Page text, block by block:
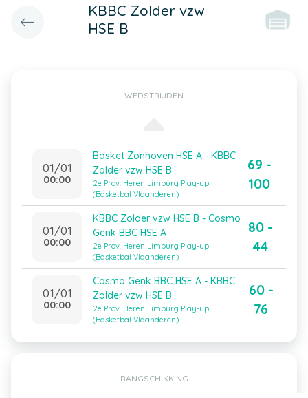
KBBC Zolder vzw
HSE B
WEDSTRIJDEN
01/01
00:00
Basket Zonhoven HSE A - KBBC
Zolder vzw HSE B
2e Prov. Heren Limburg Play-up
(Basketbal Vlaanderen)
69 -
100
01/01
00:00
KBBC Zolder vzw HSE B - Cosmo
Genk BBC HSE A
2e Prov. Heren Limburg Play-up
(Basketbal Vlaanderen)
80 -
44
01/01
00:00
Cosmo Genk BBC HSE A - KBBC
Zolder vzw HSE B
2e Prov. Heren Limburg Play-up
(Basketbal Vlaanderen)
60 -
76
RANGSCHIKKING